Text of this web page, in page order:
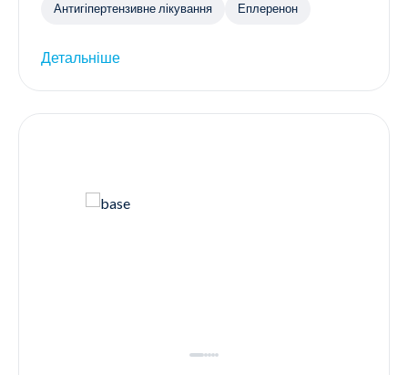
Антигіпертензивне лікування Еплеренон
Детальніше